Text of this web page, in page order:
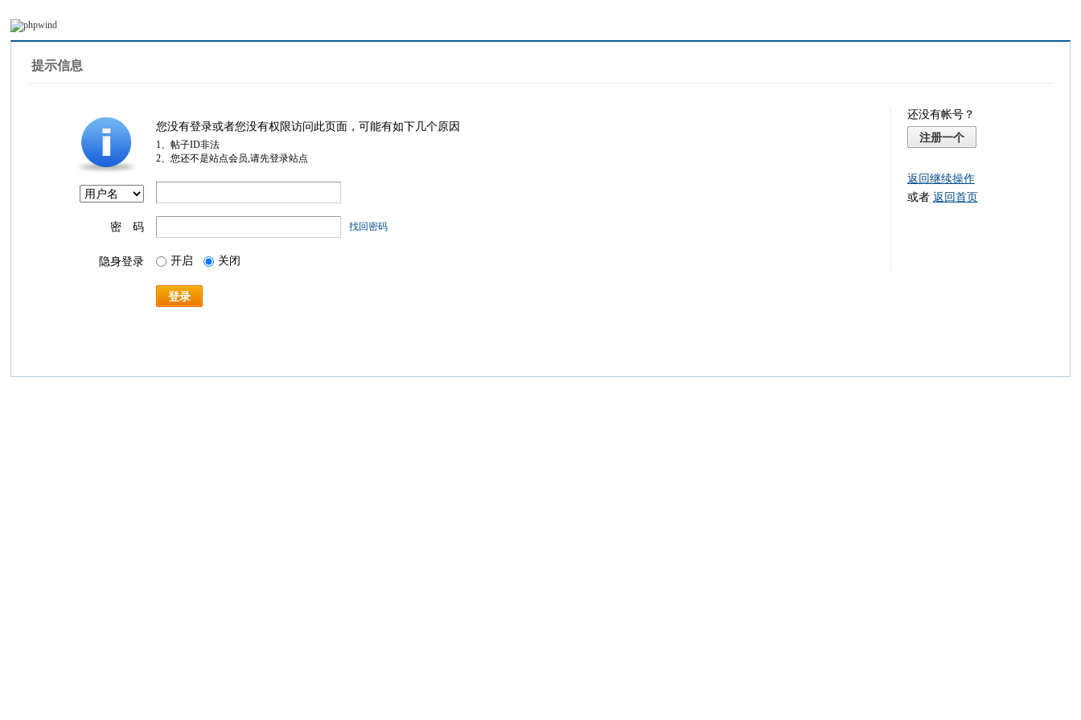
提示信息
您没有登录或者您没有权限访问此页面，可能有如下几个原因
1、帖子ID非法
2、您还不是站点会员,请先登录站点
密 码 找回密码
隐身登录 开启 关闭
登录
还没有帐号？
注册一个
返回继续操作
或者 返回首页